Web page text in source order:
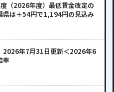
度（2026年度）最低賃金改定の
県は＋54円で1,194円の見込み
2026年7月31日更新＜2026年6
率